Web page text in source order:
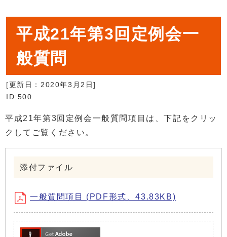
平成21年第3回定例会一
般質問
[更新日： 2020年3月2日]
ID:500
平成21年第3回定例会一般質問項目は、下記をクリッ
クしてご覧ください。
添付ファイル
一般質問項目 (PDF形式、43.83KB)